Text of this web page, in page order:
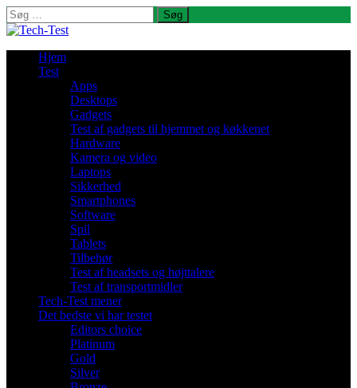
Søg
efter:
Hjem
Test
Apps
Desktops
Gadgets
Test af gadgets til hjemmet og køkkenet
Hardware
Kamera og video
Laptops
Sikkerhed
Smartphones
Software
Spil
Tablets
Tilbehør
Test af headsets og højttalere
Test af transportmidler
Tech-Test mener
Det bedste vi har testet
Editors choice
Platinum
Gold
Silver